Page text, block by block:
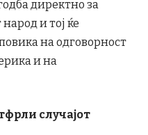
директно за
и тој ќе
на одговорност
и на
случајот